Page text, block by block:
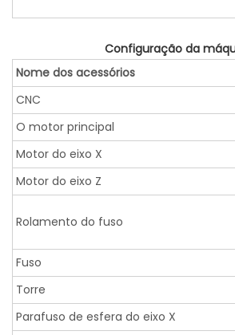
Configuração da
Nome dos acessórios
CNC
O motor principal
Motor do eixo X
Motor do eixo Z
Rolamento do fuso
Fuso
Torre
Parafuso de esfera do eixo X